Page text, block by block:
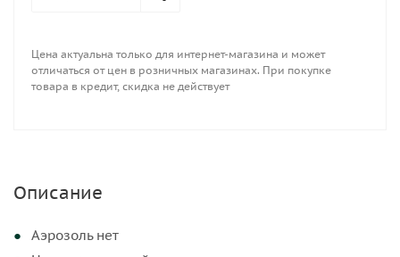
Молотковая нет
По ржавчине нет
Цена актуальна только для интернет-магазина и может
отличаться от цен в розничных магазинах. При покупке
товара в кредит, скидка не действует
Описание
Аэрозоль нет